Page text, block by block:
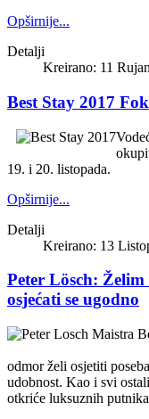
Opširnije...
Detalji
Kreirano: 11
Best Stay 2017
19. i 20. listopada.
Opširnije...
Detalji
Kreirano: 13
Peter Lösch:
osjećati se ugodno
odmor želi osjetiti
udobnost. Kao i svi
otkriće luksuznih